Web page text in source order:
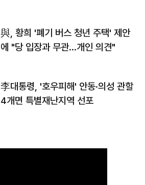
與, 황희 '폐기 버스 청년 주택' 제안
에 "당 입장과 무관…개인 의견"
李대통령, '호우피해' 안동·의성 관할
4개면 특별재난지역 선포